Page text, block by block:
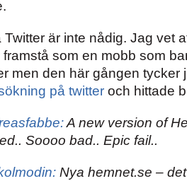
Twitter är inte nådig. Jag vet
som en mobb som
men den här gången tycker
på twitter och hittade
A new version of
Soooo bad.. Epic fail..
Nya hemnet.se –